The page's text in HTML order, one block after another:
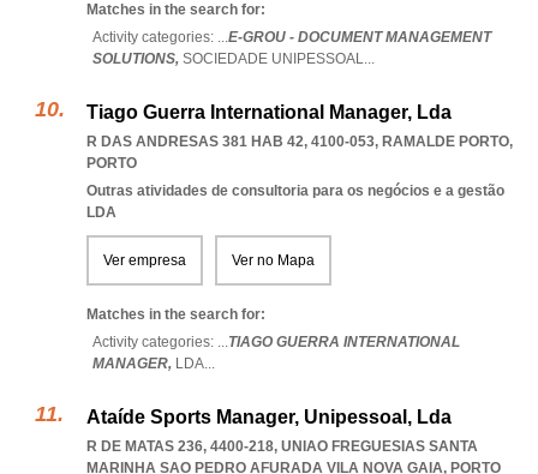
Matches in the search for:
Activity categories: ...E-GROU - DOCUMENT MANAGEMENT
SOLUTIONS, SOCIEDADE UNIPESSOAL...
Tiago Guerra International Manager, Lda
R DAS ANDRESAS 381 HAB 42, 4100-053, RAMALDE PORTO,
PORTO
Outras atividades de consultoria para os negócios e a gestão
LDA
Ver empresa Ver no Mapa
Matches in the search for:
Activity categories: ...TIAGO GUERRA INTERNATIONAL
MANAGER, LDA...
Ataíde Sports Manager, Unipessoal, Lda
R DE MATAS 236, 4400-218, UNIAO FREGUESIAS SANTA
MARINHA SAO PEDRO AFURADA VILA NOVA GAIA, PORTO